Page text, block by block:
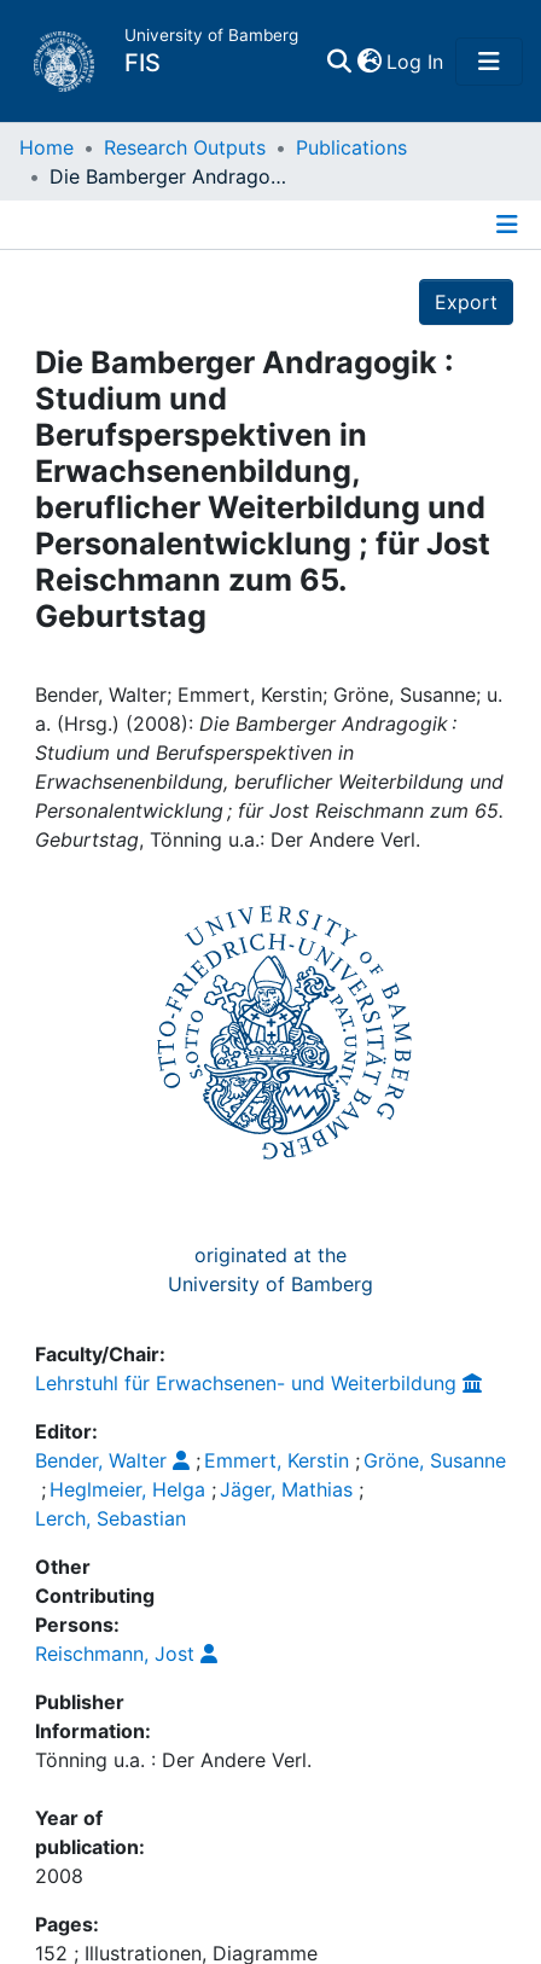
University of Bamberg
FIS Log In(current)
Home
Projects
People
Institutions
Awards
My FIS
Home Research Outputs
Publications
Die Bamberger Andragogik : Studium und Berufsperspektiven in Erwachsenenbildung, beruflicher Weiterbildung und Personalentwicklung ; für Jost Reischmann zum 65. Geburtstag
Export
Die Bamberger Andragogik :
Studium und
Berufsperspektiven in
Erwachsenenbildung,
beruflicher Weiterbildung und
Personalentwicklung ; für Jost
Reischmann zum 65.
Geburtstag
Bender, Walter; Emmert, Kerstin; Gröne, Susanne; u.
a. (Hrsg.) (2008): Die Bamberger Andragogik :
Studium und Berufsperspektiven in
Erwachsenenbildung, beruflicher Weiterbildung und
Personalentwicklung ; für Jost Reischmann zum 65.
Geburtstag, Tönning u.a.: Der Andere Verl.
originated at the
University of Bamberg
Faculty/Chair:
Lehrstuhl für Erwachsenen- und Weiterbildung
Editor:
Bender, Walter
; Emmert, Kerstin ; Gröne, Susanne
; Heglmeier, Helga ;Jäger, Mathias ;
Lerch, Sebastian
Other
Contributing
Persons:
Reischmann, Jost
Publisher
Information:
Tönning u.a. : Der Andere Verl.
Year of
publication:
2008
Pages:
152 ; Illustrationen, Diagramme